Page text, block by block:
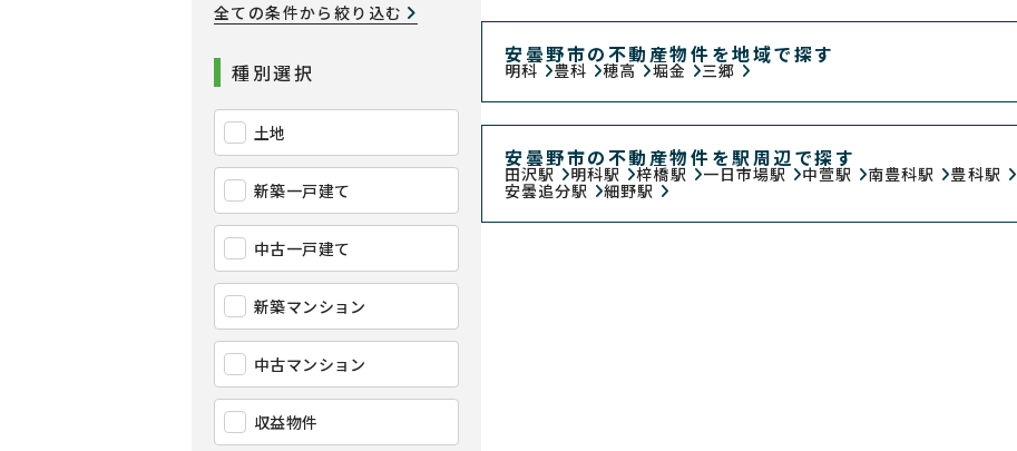
安曇野市の不動産物件を地域で探す
明科 豊科 穂高 堀金 三郷
安曇野市の不動産物件を駅周辺で探す
田沢駅 明科駅 梓橋駅 一日市場駅 中萱駅 南豊科駅 豊科駅
安曇追分駅 細野駅
全ての条件から絞り込む
種別選択
土地
新築一戸建て
中古一戸建て
新築マンション
中古マンション
収益物件